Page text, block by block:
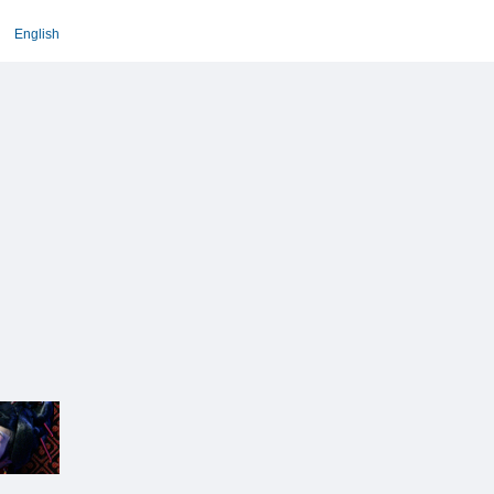
English